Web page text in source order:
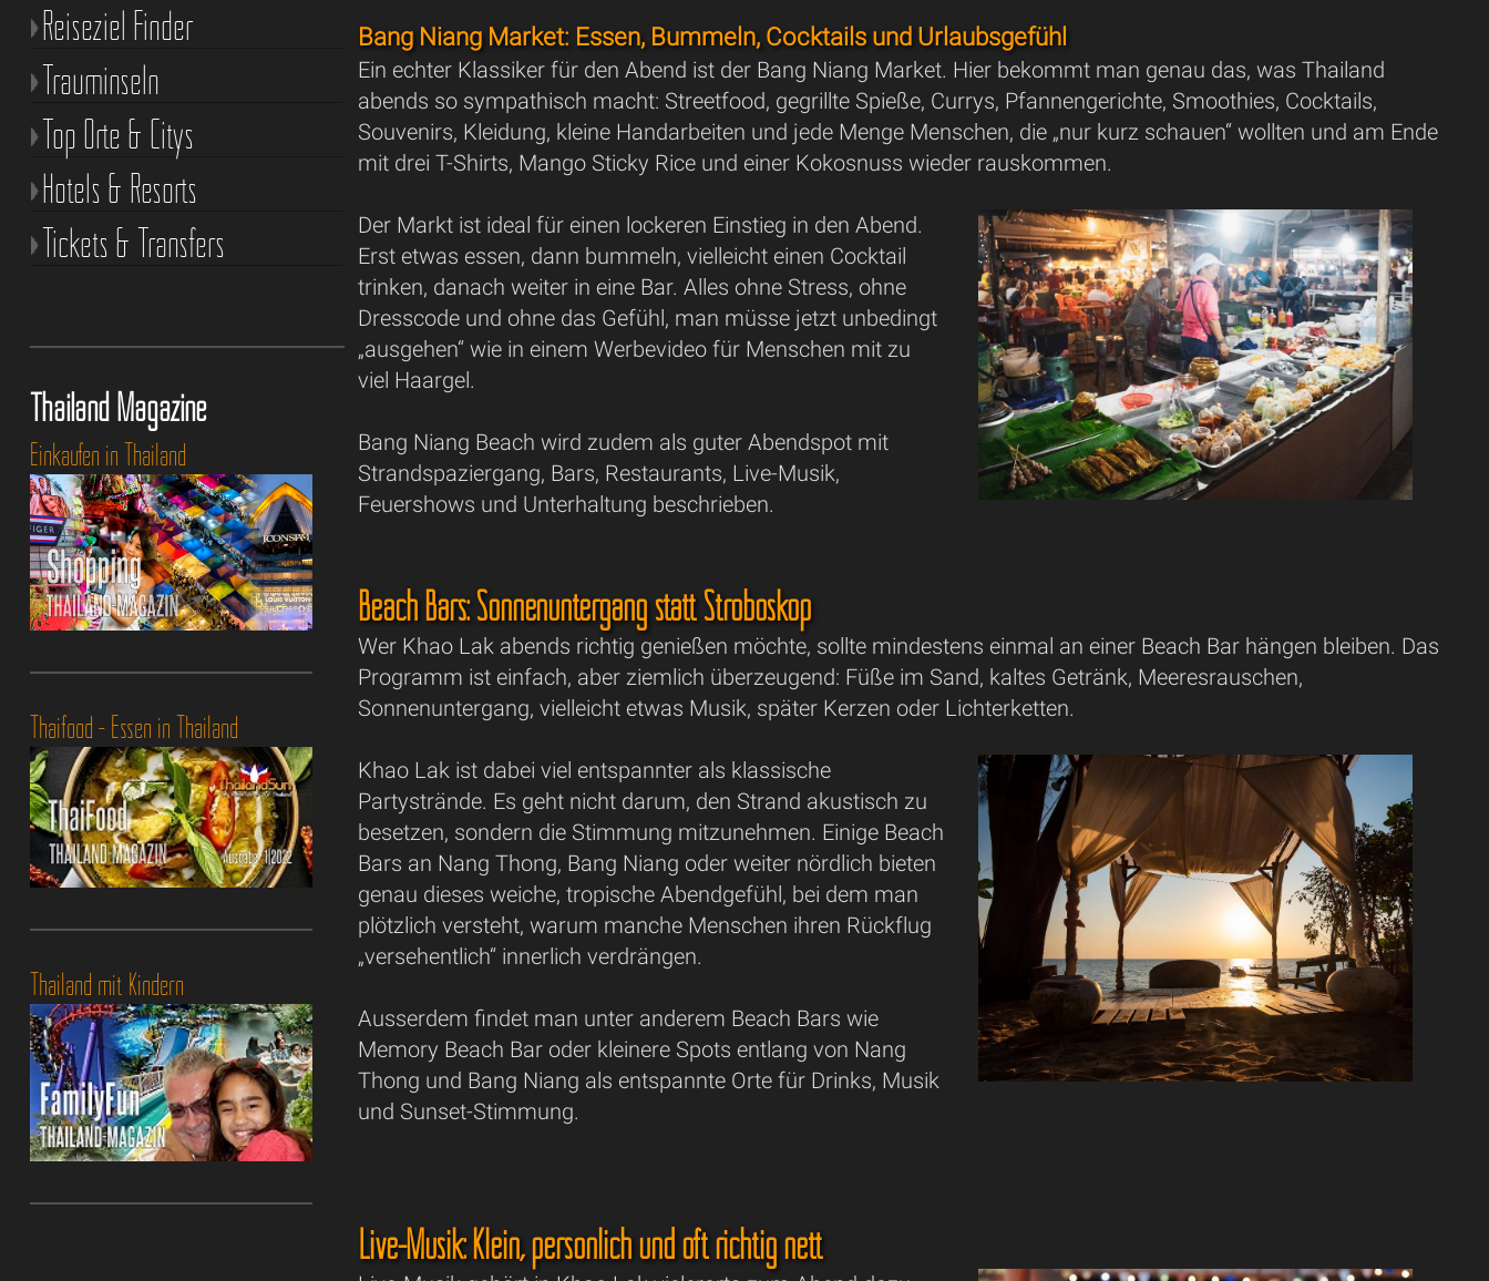
Bang Niang Market: Essen, Bummeln, Cocktails und Urlaubsgefühl
Ein echter Klassiker für den Abend ist der Bang Niang Market. Hier bekommt man genau das, was Thailand
abends so sympathisch macht: Streetfood, gegrillte Spieße, Currys, Pfannengerichte, Smoothies, Cocktails,
Souvenirs, Kleidung, kleine Handarbeiten und jede Menge Menschen, die „nur kurz schauen“ wollten und am Ende
mit drei T-Shirts, Mango Sticky Rice und einer Kokosnuss wieder rauskommen.
Der Markt ist ideal für einen lockeren Einstieg in den Abend.
Erst etwas essen, dann bummeln, vielleicht einen Cocktail
trinken, danach weiter in eine Bar. Alles ohne Stress, ohne
Dresscode und ohne das Gefühl, man müsse jetzt unbedingt
„ausgehen“ wie in einem Werbevideo für Menschen mit zu
viel Haargel.
Bang Niang Beach wird zudem als guter Abendspot mit
Strandspaziergang, Bars, Restaurants, Live-Musik,
Feuershows und Unterhaltung beschrieben.
Beach Bars: Sonnenuntergang statt Stroboskop
Wer Khao Lak abends richtig genießen möchte, sollte mindestens einmal an einer Beach Bar hängen bleiben. Das
Programm ist einfach, aber ziemlich überzeugend: Füße im Sand, kaltes Getränk, Meeresrauschen,
Sonnenuntergang, vielleicht etwas Musik, später Kerzen oder Lichterketten.
Khao Lak ist dabei viel entspannter als klassische
Partystrände. Es geht nicht darum, den Strand akustisch zu
besetzen, sondern die Stimmung mitzunehmen. Einige Beach
Bars an Nang Thong, Bang Niang oder weiter nördlich bieten
genau dieses weiche, tropische Abendgefühl, bei dem man
plötzlich versteht, warum manche Menschen ihren Rückflug
„versehentlich“ innerlich verdrängen.
Ausserdem findet man unter anderem Beach Bars wie
Memory Beach Bar oder kleinere Spots entlang von Nang
Thong und Bang Niang als entspannte Orte für Drinks, Musik
und Sunset-Stimmung.
Live-Musik: Klein, persönlich und oft richtig nett
Reiseziel Finder
Trauminseln
Top Orte & Citys
Hotels & Resorts
Tickets & Transfers
Thailand Magazine
Einkaufen in Thailand
Thaifood - Essen in Thailand
Thailand mit Kindern